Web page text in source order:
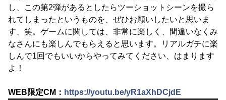
し、この第2弾があるとしたらツーショットシーンを撮ら
れてしまったというものを、ぜひお願いしたいと思いま
す、笑。ゲームに関しては、非常に楽しく、間違いなくみ
なさんにも楽しんでもらえると思います。リアルガチに楽
しんで1回でもいいからやってみてください、はまります
よ！
WEB限定CM： https://youtu.be/yR1aXhDCjdE